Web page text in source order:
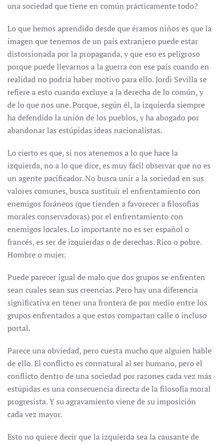
una sociedad que tiene en común prácticamente todo?
Lo que hemos aprendido desde que éramos niños es que la
imagen que tenemos de un país extranjero puede estar
distorsionada por la propaganda, y que eso es peligroso
porque puede llevarnos a la guerra con ese país cuando en
realidad no podría haber motivo para ello. Jordi Sevilla se
refiere a esto cuando excluye a la derecha de lo común, y
de lo que nos une. Porque, según él, la izquierda siempre
ha defendido la unión de los pueblos, y ha abogado por
abandonar las estúpidas ideas nacionalistas.
Lo cierto es que, si nos atenemos a lo que hace la
izquierda, no a lo que dice, es muy fácil observar que no es
un agente pacificador. No busca unir a la sociedad en sus
valores comunes, busca sustituir el enfrentamiento con
enemigos foráneos (que tienden a favorecer a filosofías
morales conservadoras) por el enfrentamiento con
enemigos locales. Lo importante no es ser español o
francés, es ser de izquierdas o de derechas. Rico o pobre.
Hombre o mujer.
Puede parecer igual de malo que dos grupos se enfrenten
sean cuales sean sus creencias. Pero hay una diferencia
significativa en tener una frontera de por medio entre los
grupos enfrentados a que estos compartan calle o incluso
portal.
Parece una obviedad, pero cuesta mucho que alguien hable
de ello. El conflicto es connatural al ser humano, pero el
conflicto dentro de una sociedad por razones cada vez más
estúpidas es una consecuencia directa de la filosofía moral
progresista. Y su agravamiento viene de su imposición
cada vez mayor.
Esto no quiere decir que la izquierda sea la causante de